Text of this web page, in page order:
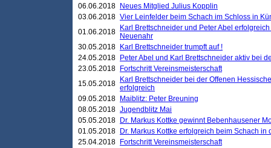
06.06.2018
Neues Mitglied Julius Kopplin
03.06.2018 Vier Leinfelder beim Schach im Schloss in
01.06.2018
Karl Brettschneider und Peter Abel
Neuenahr
30.05.2018
Karl Brettschneider trumpft auf !
24.05.2018
Peter Abel und Karl Brettschneider aktiv bei
23.05.2018
Fortschritt Vereinsmeisterschaft
15.05.2018
Karl Brettschneider bei der Offenen
erfolgreich
09.05.2018
Maiblitz: Peter Breuning
08.05.2018 Jugendblitz Mai
05.05.2018
Dr. Markus Kottke gewinnt Bebenhausener
01.05.2018
Dr. Markus Kottke erfolgreich beim Schach
25.04.2018
Fortschritt Vereinsmeisterschaft